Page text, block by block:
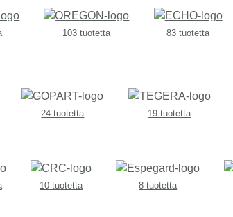
103 tuotetta
83 tuotetta
24 tuotetta 19 tuotetta
10 tuotetta 8 tuotetta